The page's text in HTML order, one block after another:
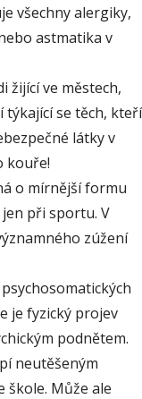
všechny alergiky,
astmatika v
žijící ve městech,
týkající se těch, kteří
látky v
kouře!
o mírnější formu
při sportu. V
zúžení
je fyzický projev
podnětem.
neutěšeným
škole. Může ale